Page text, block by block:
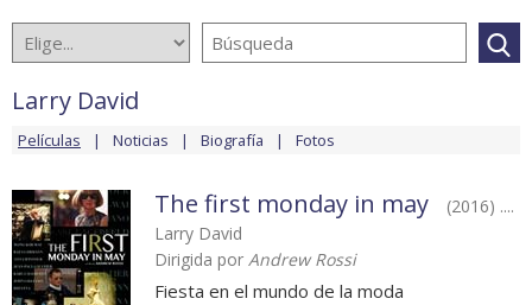
Larry David
Películas Noticias Biografía Fotos
The first monday in may
(2016) ....
Larry David
Dirigida por Andrew Rossi
Fiesta en el mundo de la moda